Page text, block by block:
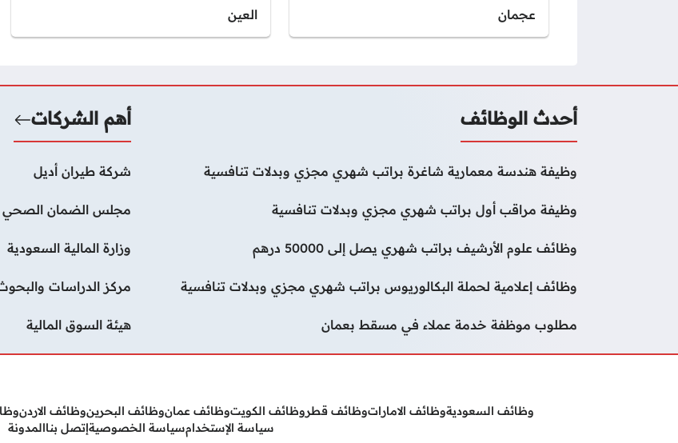
عجمان العين
أحدث الوظائف
وظيفة هندسة معمارية شاغرة براتب شهري مجزي وبدلات تنافسية
وظيفة مراقب أول براتب شهري مجزي وبدلات تنافسية
وظائف علوم الأرشيف براتب شهري يصل إلى 50000 درهم
وظائف إعلامية لحملة البكالوريوس براتب شهري مجزي وبدلات تنافسية
مطلوب موظفة خدمة عملاء في مسقط بعمان
أهم الشركات
شركة طيران أديل
مجلس الضمان الصحي
وزارة المالية السعودية
مركز الدراسات والبحوث
هيئة السوق المالية
وظائف السعوديةوظائف الاماراتوظائف قطروظائف الكويتوظائف عمانوظائف البحرينوظائف الاردن
سياسة الإستخدامسياسة الخصوصيةإتصل بناالمدونة